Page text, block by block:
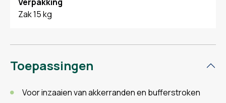
Zak 15 kg
Toepassingen
Voor inzaaien van akkerranden en bufferstroken